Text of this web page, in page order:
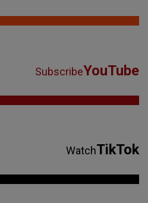
SubscribeYouTube
WatchTikTok